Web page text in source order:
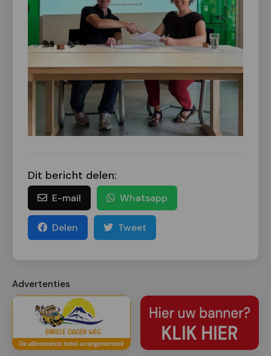
Dit bericht delen:
E-mail Whatsapp
Delen Tweet
Advertenties